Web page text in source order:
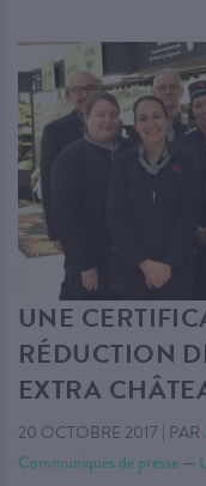
UNE
RÉDUCTION
EXTRA
20 OCTOBRE 2017 | PAR
Communiqués de presse —